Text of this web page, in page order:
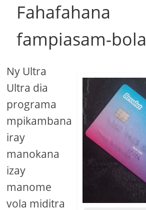
Fahafahana
fampiasam-bola
Ny Ultra
Ultra dia
programa
mpikambana
iray
manokana
izay
manome
vola miditra